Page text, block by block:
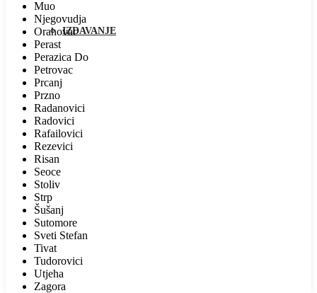
IZDAVANJE
Muo
Njegovudja
Orahovac
Perast
Perazica Do
Petrovac
Prcanj
Przno
Radanovici
Radovici
Rafailovici
Rezevici
Risan
Seoce
Stoliv
Strp
Šušanj
Sutomore
Sveti Stefan
Tivat
Tudorovici
Utjeha
Zagora